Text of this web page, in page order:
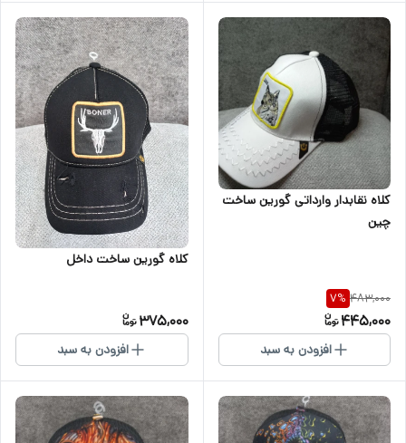
کلاه نقابدار وارداتی گورین ساخت
چین
483,000
7%
445,000
افزودن به سبد
کلاه گورین ساخت داخل
375,000
افزودن به سبد